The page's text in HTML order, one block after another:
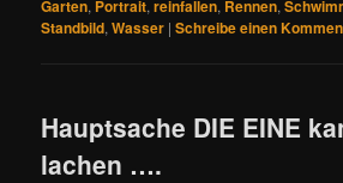
Garten, Portrait,reinfallen, Rennen,
Standbild,Wasser |Schreibe einen
Hauptsache DIE EINE
lachen ….